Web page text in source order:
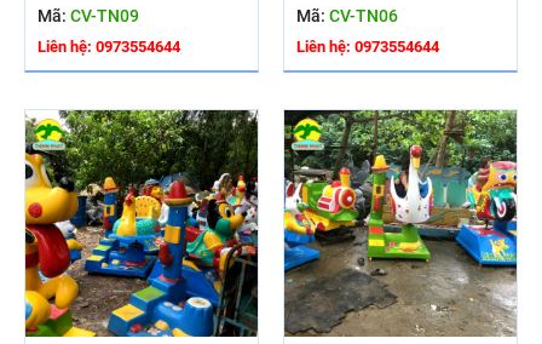
Mã: CV-TN09
Liên hệ: 0973554644
Mã: CV-TN06
Liên hệ: 0973554644